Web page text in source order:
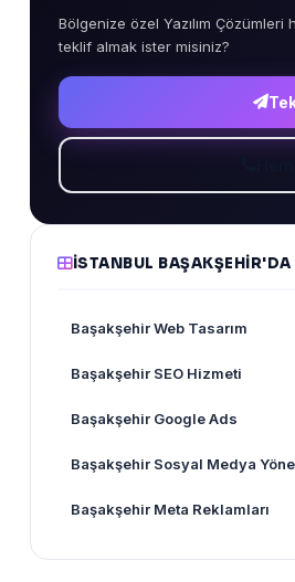
Bölgenize özel Yazılım
teklif almak ister misiniz?
İSTANBUL
Başakşehir Web Tasarım
Başakşehir SEO Hizmeti
Başakşehir Google Ads
Başakşehir Sosyal Medya
Başakşehir Meta Reklamları